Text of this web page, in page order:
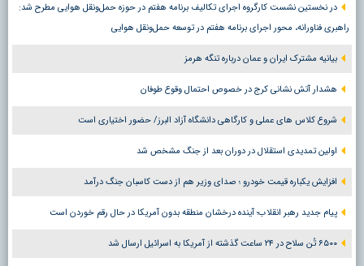
در نخستین نشست کارگروه اجرای تکالیف برنامه هفتم در حوزه حمل‌ونقل هوایی مطرح شد:
راهبری فناورانه، محور اجرای برنامه هفتم در توسعه حمل‌ونقل هوایی
بیانیه مشترک ایران و عمان درباره تنگه هرمز
هشدار آتش نشانی کرج در خصوص احتمال وقوع طوفان
شروع کلاس های عملی و کارگاهی دانشگاه آزاد البرز/ حضور اختیاری است
اولین تمدیدی استقلال در دوران بعد از جنگ مشخص شد
افزایش یکباره قیمت خودرو ؛ صدای وزیر هم از دست کاسبان جنگ درآمد
پیام جدید رهبر انقلاب؛ آینده درخشان منطقه بدون آمریکا در حال رقم خوردن است
۶۵۰۰ تُن سلاح در ۲۴ ساعت گذشته از آمریکا به اسرائیل ارسال شد